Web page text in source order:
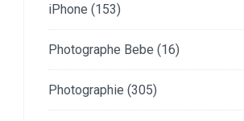
iPhone (153)
Photographe Bebe (16)
Photographie (305)